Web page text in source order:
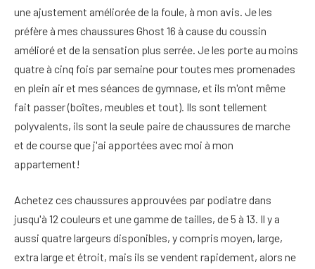
une ajustement améliorée de la foule, à mon avis. Je les
préfère à mes chaussures Ghost 16 à cause du coussin
amélioré et de la sensation plus serrée. Je les porte au moins
quatre à cinq fois par semaine pour toutes mes promenades
en plein air et mes séances de gymnase, et ils m'ont même
fait passer (boîtes, meubles et tout). Ils sont tellement
polyvalents, ils sont la seule paire de chaussures de marche
et de course que j'ai apportées avec moi à mon
appartement!
Achetez ces chaussures approuvées par podiatre dans
jusqu'à 12 couleurs et une gamme de tailles, de 5 à 13. Il y a
aussi quatre largeurs disponibles, y compris moyen, large,
extra large et étroit, mais ils se vendent rapidement, alors ne